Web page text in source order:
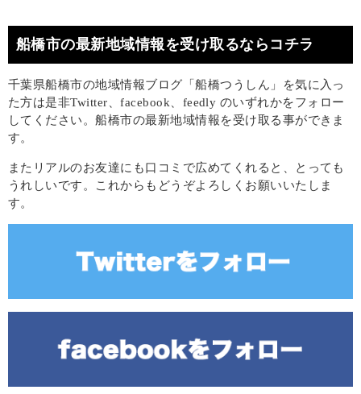
船橋市の最新地域情報を受け取るならコチラ
千葉県船橋市の地域情報ブログ「船橋つうしん」を気に入っ
た方は是非Twitter、facebook、feedly のいずれかをフォロー
してください。船橋市の最新地域情報を受け取る事ができま
す。
またリアルのお友達にも口コミで広めてくれると、とっても
うれしいです。これからもどうぞよろしくお願いいたしま
す。